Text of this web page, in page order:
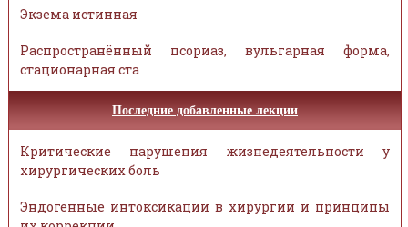
Экзема истинная
Распространённый псориаз, вульгарная форма,
стационарная ста
Последние добавленные лекции
Критические нарушения жизнедеятельности у
хирургических боль
Эндогенные интоксикации в хирургии и принципы